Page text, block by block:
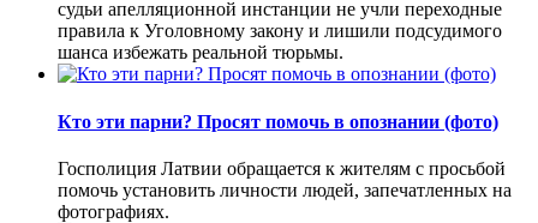
судьи апелляционной инстанции не учли переходные
правила к Уголовному закону и лишили подсудимого
шанса избежать реальной тюрьмы.
Кто эти парни? Просят помочь в опознании (фото)
Госполиция Латвии обращается к жителям с просьбой
помочь установить личности людей, запечатленных на
фотографиях.